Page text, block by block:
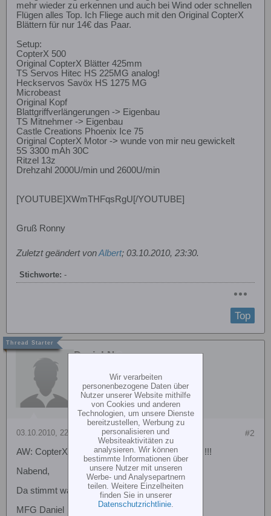
mehr wieder zu erkennen und auch bei Wind oder schnellen
Flügen alles Top. Ich Fliege auch mit den Original CopterX
Blättern für nur 14€ das Paar.
Setup:
CopterX 500
Original CopterX Blätter 425mm
TS Servos Hitec HS 225MG analog!
Heckservos Savöx HS 1275 MG
Microbeast
Original Kopf
Blattgriffverlängerungen -> Eigenbau
TS Mitnehmer -> Eigenbau
Castle Creations Phoenix Ice 75
Original CopterX Motor -> wunde von mir neu gewickelt
5S 3300 mAh 30C
Ritzel 13z
Drehzahl 2000U/min und 2600U/min
[YOUTUBE]XWmTHFqsRgU[/YOUTUBE]
Gruß Ronny
Zuletzt geändert vonAlbert; 03.10.2010, 23:30.
Stichworte: -
Top
Daniel.N
#2
03.10.2010, 22:54
AW: CopterX mit Microbeast und Analogservos !!!
Nabend,
Da stimmt was nicht mit deinem Video.
MFG Daniel
Wir verarbeiten
personenbezogene Daten über
Nutzer unserer Website mithilfe
von Cookies und anderen
Technologien, um unsere Dienste
bereitzustellen, Werbung zu
personalisieren und
Websiteaktivitäten zu
analysieren. Wir können
bestimmte Informationen über
unsere Nutzer mit unseren
Werbe- und Analysepartnern
teilen. Weitere Einzelheiten
finden Sie in unserer
Datenschutzrichtlinie.